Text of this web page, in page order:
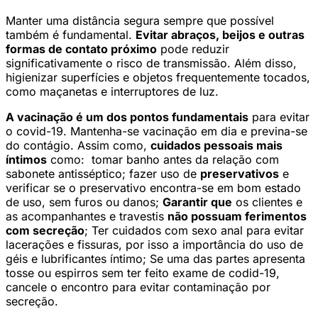
Manter uma distância segura sempre que possível
também é fundamental. Evitar abraços, beijos e outras
formas de contato próximo pode reduzir
significativamente o risco de transmissão. Além disso,
higienizar superfícies e objetos frequentemente tocados,
como maçanetas e interruptores de luz.
A vacinação é um dos pontos fundamentais para evitar
o covid-19. Mantenha-se vacinação em dia e previna-se
do contágio. Assim como, cuidados pessoais mais
íntimos como: tomar banho antes da relação com
sabonete antisséptico; fazer uso de preservativos e
verificar se o preservativo encontra-se em bom estado
de uso, sem furos ou danos; Garantir que os clientes e
as acompanhantes e travestis não possuam ferimentos
com secreção; Ter cuidados com sexo anal para evitar
lacerações e fissuras, por isso a importância do uso de
géis e lubrificantes íntimo; Se uma das partes apresenta
tosse ou espirros sem ter feito exame de codid-19,
cancele o encontro para evitar contaminação por
secreção.